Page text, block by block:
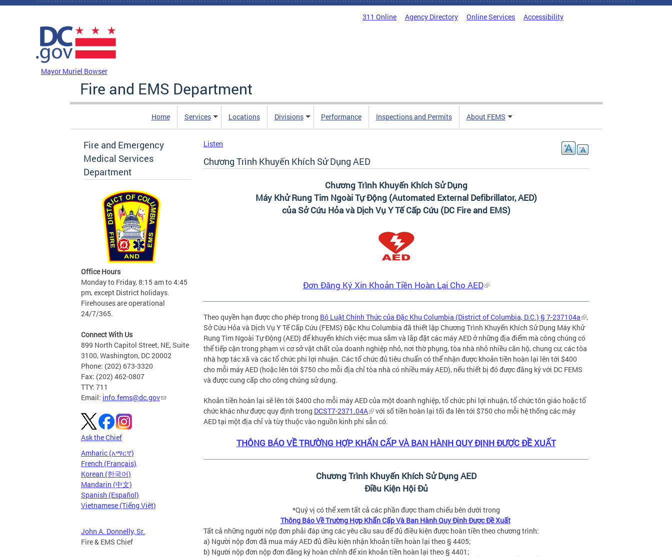
Skip to main content
311 Online Agency Directory Online Services Accessibility
Mayor Muriel Bowser
Fire and EMS Department
Home Services Locations Divisions Performance Inspections and Permits About FEMS
Fire and Emergency
Medical Services
Department
Office Hours
Monday to Friday, 8:15 am to 4:45
pm, except District holidays.
Firehouses are operational
24/7/365.
Connect With Us
899 North Capitol Street, NE, Suite
3100, Washington, DC 20002
Phone: (202) 673-3320
Fax: (202) 462-0807
TTY: 711
Email: info.fems@dc.gov
Ask the Chief
Amharic (አማርኛ)
French (Français)
Korean (한국어)
Mandarin (中文)
Spanish (Español)
Vietnamese (Tiếng Việt)
John A. Donnelly, Sr.
Fire & EMS Chief
Listen
Chương Trình Khuyến Khích Sử Dụng AED
Chương Trình Khuyến Khích Sử Dụng
Máy Khử Rung Tim Ngoài Tự Động (Automated External Defibrillator, AED)
của Sở Cứu Hỏa và Dịch Vụ Y Tế Cấp Cứu (DC Fire and EMS)
Đơn Đăng Ký Xin Khoản Tiền Hoàn Lại Cho AED
Theo quyền hạn được cho phép trong Bộ Luật Chính Thức của Đặc Khu Columbia (District of Columbia, D.C.) § 7-237104a
,
Sở Cứu Hỏa và Dịch Vụ Y Tế Cấp Cứu (FEMS) Đặc Khu Columbia đã thiết lập Chương Trình Khuyến Khích Sử Dụng Máy Khử
Rung Tim Ngoài Tự Động (AED) để khuyến khích việc mua sắm và lắp đặt các máy AED ở những địa điểm mà công chúng có
thể tiếp cận trong phạm vi cơ sở vật chất của doanh nghiệp nhỏ, nơi thờ phụng, tòa nhà nhỏ nhiều căn hộ, chung cư, các tòa
nhà hợp tác xã và các tổ chức phi lợi nhuận. Các tổ chức đủ tiêu chuẩn có thể nhận được khoản tiền hoàn lại lên tới $400
cho mỗi máy AED (hoặc lên tới $750 cho mỗi địa chỉ tòa nhà có nhiều máy AED), nếu thiết bị đó được đăng ký với DC FEMS
và được cung cấp cho công chúng sử dụng.
Khoản tiền hoàn lại sẽ lên tới $400 cho mỗi máy AED của một doanh nghiệp, tổ chức phi lợi nhuận, tổ chức tôn giáo hoặc tổ
chức khác như được quy định trong DCST7-2371.04A
với số tiền hoàn lại tối đa lên tới $750 cho mỗi hệ thống các máy
AED tại một địa chỉ và tùy thuộc vào nguồn kinh phí sẵn có.
THÔNG BÁO VỀ TRƯỜNG HỢP KHẨN CẤP VÀ BAN HÀNH QUY ĐỊNH ĐƯỢC ĐỀ XUẤT
Chương Trình Khuyến Khích Sử Dụng AED
Điều Kiện Hội Đủ
*Quý vị có thể xem tất cả các phần được tham chiếu bên dưới trong
Thông Báo Về Trường Hợp Khẩn Cấp Và Ban Hành Quy Định Được Đề Xuất
Tất cả những người nộp đơn phải đáp ứng các yêu cầu sau để đủ điều kiện được hoàn tiền theo chương trình:
a) Người nộp đơn đã mua máy AED đủ điều kiện nhận khoản tiền hoàn lại theo § 4405;
b) Người nộp đơn nộp đơn đăng ký hoàn chỉnh để xin khoản tiền hoàn lại theo § 4401;